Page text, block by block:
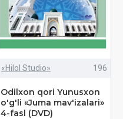
«Hilol Studio» 196
Odilxon qori Yunusxon
o'g'li «Juma mav'izalari»
4-fasl (DVD)